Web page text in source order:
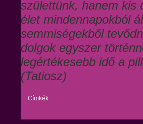
születtünk, hanem kis
élet mindennapokból
semmiségekből
dolgok egyszer
legértékesebb idő a
(Tatiosz)
Címkék: